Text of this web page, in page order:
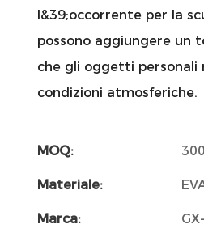
l&39;occorrente per la
possono aggiungere un
che gli oggetti
condizioni atmosferiche.
MOQ: 300
Materiale:
Marca: